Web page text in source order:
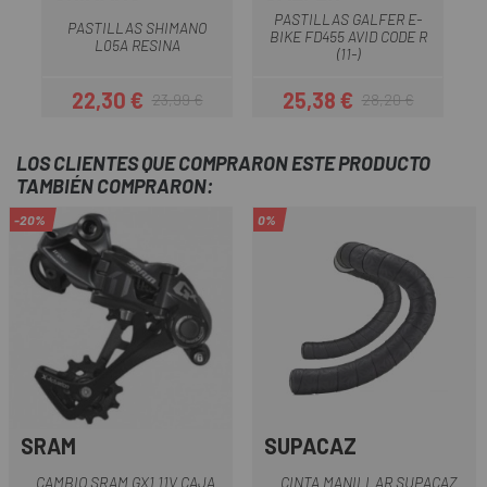
PASTILLAS SHIMANO
L05A RESINA
Precio
22,30 €Precio regular
23,99 €
PASTILLAS GALFER E-
BIKE FD455 AVID CODE R
(11-)
Precio
25,38 €Precio regular
28,20 €
LOS CLIENTES QUE COMPRARON ESTE PRODUCTO
TAMBIÉN COMPRARON:
-20%
SRAM
CAMBIO SRAM GX1 11V CAJA
0%
SUPACAZ
CINTA MANILLAR SUPACAZ